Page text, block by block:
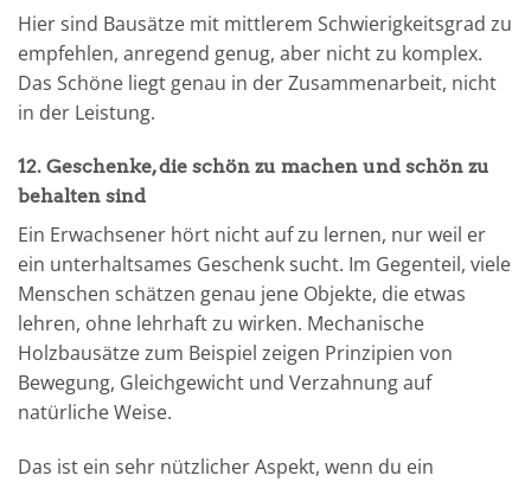
Hier sind Bausätze mit mittlerem Schwierigkeitsgrad zu
empfehlen, anregend genug, aber nicht zu komplex.
Das Schöne liegt genau in der Zusammenarbeit, nicht
in der Leistung.
12. Geschenke, die schön zu machen und schön zu
behalten sind
Ein Erwachsener hört nicht auf zu lernen, nur weil er
ein unterhaltsames Geschenk sucht. Im Gegenteil, viele
Menschen schätzen genau jene Objekte, die etwas
lehren, ohne lehrhaft zu wirken. Mechanische
Holzbausätze zum Beispiel zeigen Prinzipien von
Bewegung, Gleichgewicht und Verzahnung auf
natürliche Weise.
Das ist ein sehr nützlicher Aspekt, wenn du ein